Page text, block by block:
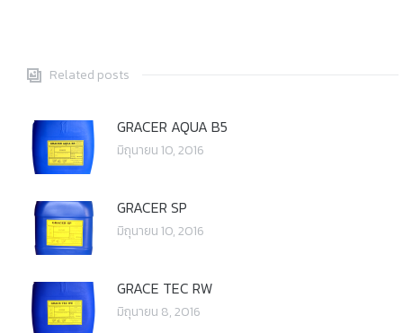
Related posts
GRACER AQUA B5
มิถุนายน 10, 2016
GRACER SP
มิถุนายน 10, 2016
GRACE TEC RW
มิถุนายน 8, 2016